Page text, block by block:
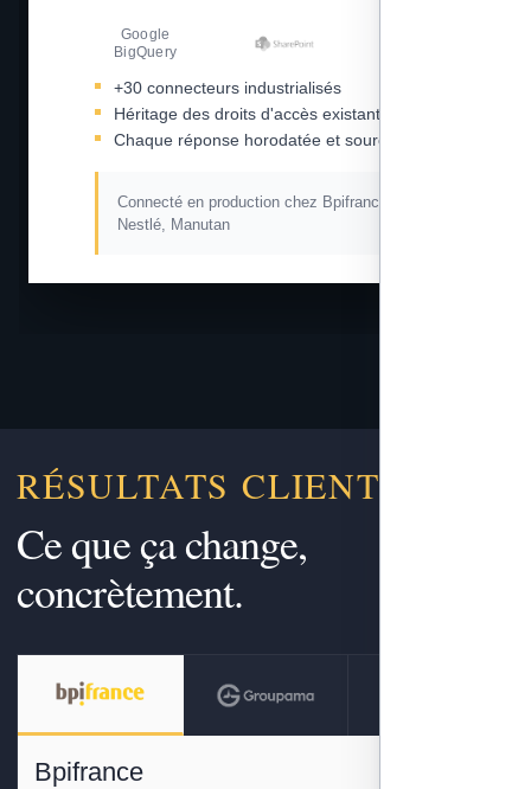
Google
BigQuery
+30 connecteurs industrialisés
Héritage des droits d'accès existants
Chaque réponse horodatée et sourcée
Connecté en production chez Bpifrance, L'Oréal,
Nestlé, Manutan
RÉSULTATS CLIENTS
Ce que ça change,
concrètement.
Bpifrance